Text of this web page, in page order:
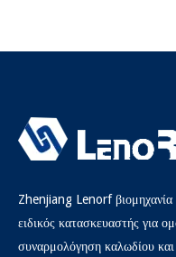
Zhenjiang Lenorf
ειδικός κατασκευαστής για
συναρμολόγηση καλωδίου